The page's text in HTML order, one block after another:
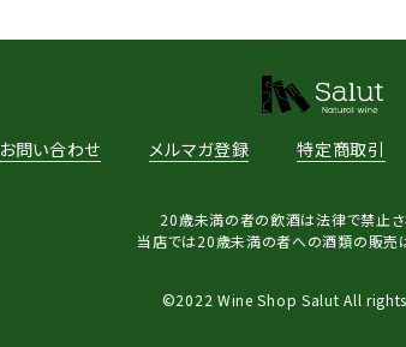
お問い合わせ メルマガ登録 特定商取引
20歳未満の者の飲酒は法律で禁止さ
当店では20歳未満の者への酒類の販売
©2022 Wine Shop Salut All rights